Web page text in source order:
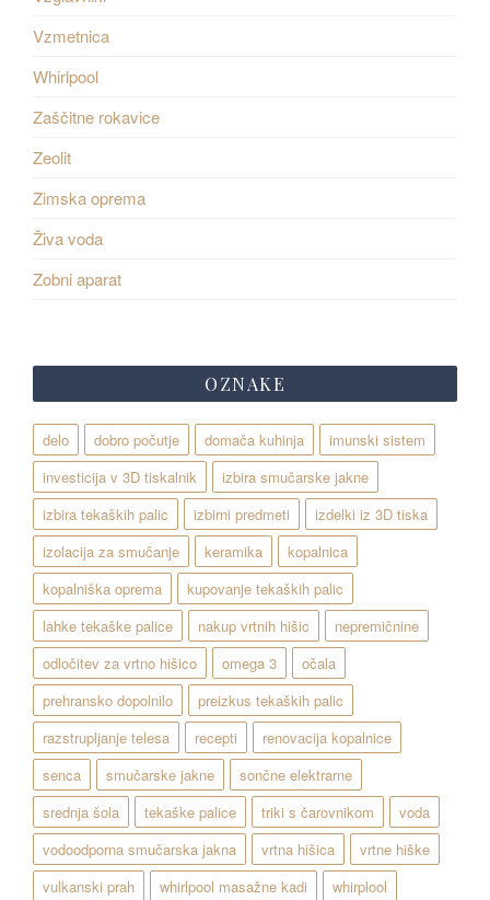
Vzmetnica
Whirlpool
Zaščitne rokavice
Zeolit
Zimska oprema
Živa voda
Zobni aparat
OZNAKE
delo dobro počutje domača kuhinja
imunski sistem
investicija v 3D tiskalnik
izbira smučarske jakne
izbira tekaških palic
izbirni predmeti
izdelki iz 3D tiska
izolacija za smučanje
keramika
kopalnica
kopalniška oprema
kupovanje tekaških palic
lahke tekaške palice
nakup vrtnih hišic
nepremičnine
odločitev za vrtno hišico
omega 3
očala
prehransko dopolnilo
preizkus tekaških palic
razstrupljanje telesa
recepti
renovacija kopalnice
senca
smučarske jakne
sončne elektrarne
srednja šola
tekaške palice triki s čarovnikom
voda
vodoodporna smučarska jakna
vrtna hišica
vrtne hiške
vulkanski prah
whirlpool masažne kadi whirplool